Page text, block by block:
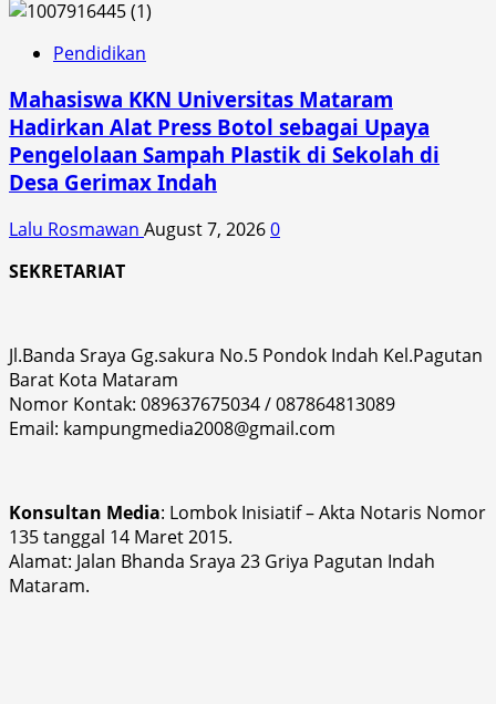
Pendidikan
Mahasiswa KKN Universitas Mataram
Hadirkan Alat Press Botol sebagai Upaya
Pengelolaan Sampah Plastik di Sekolah di
Desa Gerimax Indah
Lalu Rosmawan August 7, 20260
SEKRETARIAT
Jl.Banda Sraya Gg.sakura No.5 Pondok Indah Kel.Pagutan
Barat Kota Mataram
Nomor Kontak: 089637675034 / 087864813089
Email: kampungmedia2008@gmail.com
Konsultan Media: Lombok Inisiatif – Akta Notaris Nomor
135 tanggal 14 Maret 2015.
Alamat: Jalan Bhanda Sraya 23 Griya Pagutan Indah
Mataram.